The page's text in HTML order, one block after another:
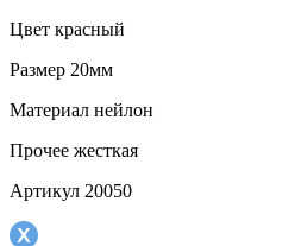
Цвет красный
Размер 20мм
Материал нейлон
Прочее жесткая
Артикул 20050